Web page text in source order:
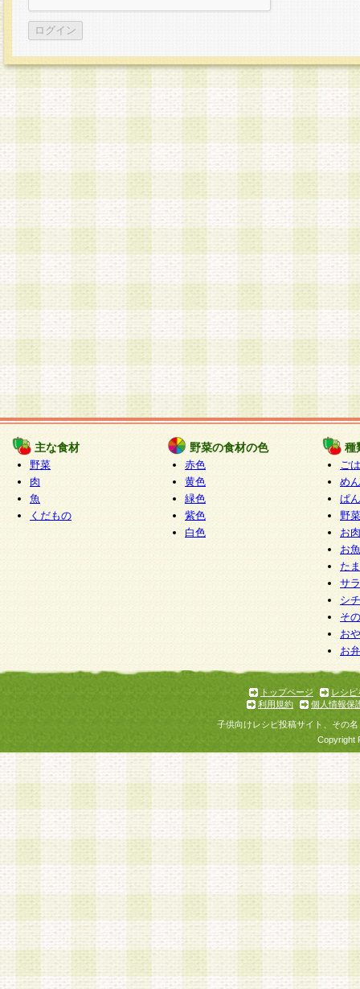
主な食材
野菜
肉
魚
くだもの
野菜の食材の色
赤色
黄色
緑色
紫色
白色
種
ご
めん
ぱん
野
お
お
た
サ
シ
そ
お
お
トップページ
レシピ
利用規約
個人情報保
子供向けレシピ投稿サイト、その
Copyright